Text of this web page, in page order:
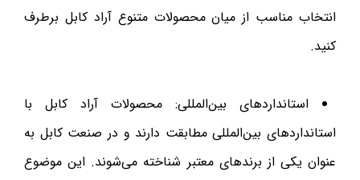
انتخاب مناسب از میان محصولات متنوع آراد کابل برطرف
کنید.
استانداردهای بین‌المللی: محصولات آراد کابل با
استانداردهای بین‌المللی مطابقت دارند و در صنعت کابل به
عنوان یکی از برندهای معتبر شناخته می‌شوند. این موضوع